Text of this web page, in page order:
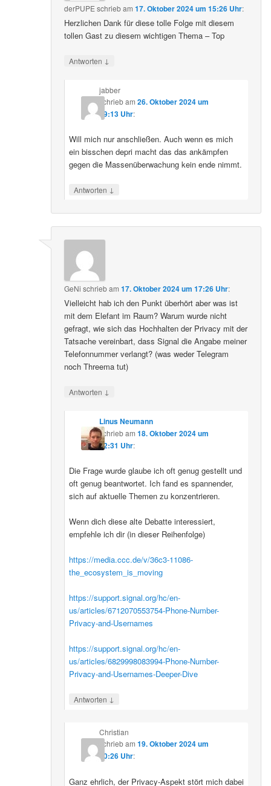
derPUPE schriebam17. Oktober 2024 um 15:26 Uhr:
Herzlichen Dank für diese tolle Folge mit diesem
tollen Gast zu diesem wichtigen Thema – Top
Antworten ↓
jabber
schriebam 26. Oktober 2024 um
09:13 Uhr:
Will mich nur anschließen. Auch wenn es mich
ein bisschen depri macht das das ankämpfen
gegen die Massenüberwachung kein ende nimmt.
Antworten ↓
GeNi schriebam17. Oktober 2024 um 17:26 Uhr:
Vielleicht hab ich den Punkt überhört aber was ist
mit dem Elefant im Raum? Warum wurde nicht
gefragt, wie sich das Hochhalten der Privacy mit der
Tatsache vereinbart, dass Signal die Angabe meiner
Telefonnummer verlangt? (was weder Telegram
noch Threema tut)
Antworten ↓
Linus Neumann
schriebam 18. Oktober 2024 um
12:31 Uhr:
Die Frage wurde glaube ich oft genug gestellt und
oft genug beantwortet. Ich fand es spannender,
sich auf aktuelle Themen zu konzentrieren.
Wenn dich diese alte Debatte interessiert,
empfehle ich dir (in dieser Reihenfolge)
https://media.ccc.de/v/36c3-11086-
the_ecosystem_is_moving
https://support.signal.org/hc/en-
us/articles/6712070553754-Phone-Number-
Privacy-and-Usernames
https://support.signal.org/hc/en-
us/articles/6829998083994-Phone-Number-
Privacy-and-Usernames-Deeper-Dive
Antworten ↓
Christian
schriebam 19. Oktober 2024 um
10:26 Uhr:
Ganz ehrlich, der Privacy-Aspekt stört mich dabei